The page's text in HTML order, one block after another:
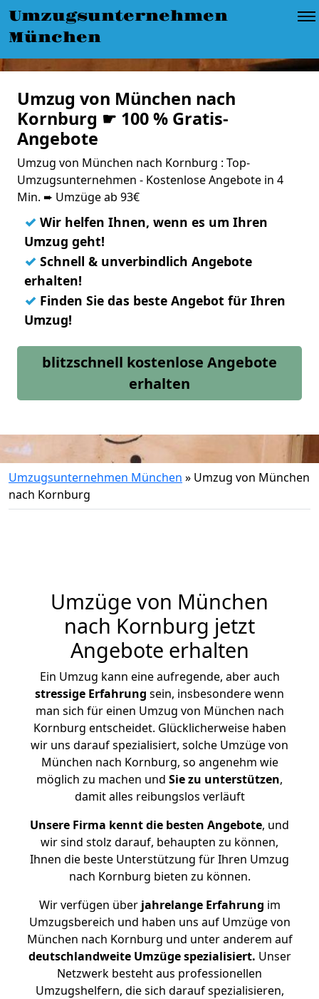
Umzugsunternehmen
München
Umzug von München nach
Kornburg ☛ 100 % Gratis-
Angebote
Umzug von München nach Kornburg : Top-
Umzugsunternehmen - Kostenlose Angebote in 4
Min. ➨ Umzüge ab 93€
✓ Wir helfen Ihnen, wenn es um Ihren
Umzug geht!
✓ Schnell & unverbindlich Angebote
erhalten!
✓ Finden Sie das beste Angebot für Ihren
Umzug!
blitzschnell kostenlose Angebote
erhalten
Umzugsunternehmen München » Umzug von München
nach Kornburg
Umzüge von München
nach Kornburg jetzt
Angebote erhalten
Ein Umzug kann eine aufregende, aber auch
stressige Erfahrung sein, insbesondere wenn
man sich für einen Umzug von München nach
Kornburg entscheidet. Glücklicherweise haben
wir uns darauf spezialisiert, solche Umzüge von
München nach Kornburg, so angenehm wie
möglich zu machen und Sie zu unterstützen,
damit alles reibungslos verläuft
Unsere Firma kennt die besten Angebote, und
wir sind stolz darauf, behaupten zu können,
Ihnen die beste Unterstützung für Ihren Umzug
nach Kornburg bieten zu können.
Wir verfügen überjahrelange Erfahrung im
Umzugsbereich und haben uns auf Umzüge von
München nach Kornburg und unter anderem auf
deutschlandweite Umzüge spezialisiert. Unser
Netzwerk besteht aus professionellen
Umzugshelfern, die sich darauf spezialisieren,